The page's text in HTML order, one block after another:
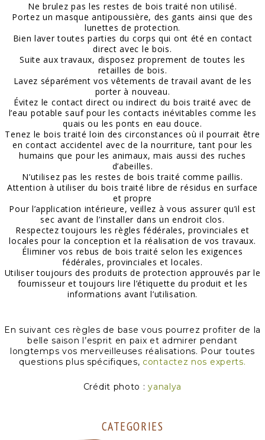
Ne brulez pas les restes de bois traité non utilisé.
Portez un masque antipoussière, des gants ainsi que des
lunettes de protection.
Bien laver toutes parties du corps qui ont été en contact
direct avec le bois.
Suite aux travaux, disposez proprement de toutes les
retailles de bois.
Lavez séparément vos vêtements de travail avant de les
porter à nouveau.
Évitez le contact direct ou indirect du bois traité avec de
l’eau potable sauf pour les contacts inévitables comme les
quais ou les ponts en eau douce.
Tenez le bois traité loin des circonstances où il pourrait être
en contact accidentel avec de la nourriture, tant pour les
humains que pour les animaux, mais aussi des ruches
d’abeilles.
N’utilisez pas les restes de bois traité comme paillis.
Attention à utiliser du bois traité libre de résidus en surface
et propre
Pour l’application intérieure, veillez à vous assurer qu’il est
sec avant de l’installer dans un endroit clos.
Respectez toujours les règles fédérales, provinciales et
locales pour la conception et la réalisation de vos travaux.
Éliminer vos rebus de bois traité selon les exigences
fédérales, provinciales et locales.
Utiliser toujours des produits de protection approuvés par le
fournisseur et toujours lire l’étiquette du produit et les
informations avant l’utilisation.
En suivant ces règles de base vous pourrez profiter de la
belle saison l’esprit en paix et admirer pendant
longtemps vos merveilleuses réalisations. Pour toutes
questions plus spécifiques, contactez nos experts.
Crédit photo : yanalya
CATEGORIES